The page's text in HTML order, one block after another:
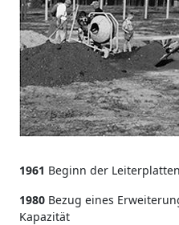
1961 Beginn der
1980 Bezug eines
Kapazität